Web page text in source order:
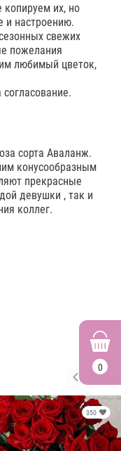
0
их, но
и настроению.
свежих
пожелания
любимый цветок,
сорта Аваланж.
конусообразным
прекрасные
девушки , так и
коллег.
350